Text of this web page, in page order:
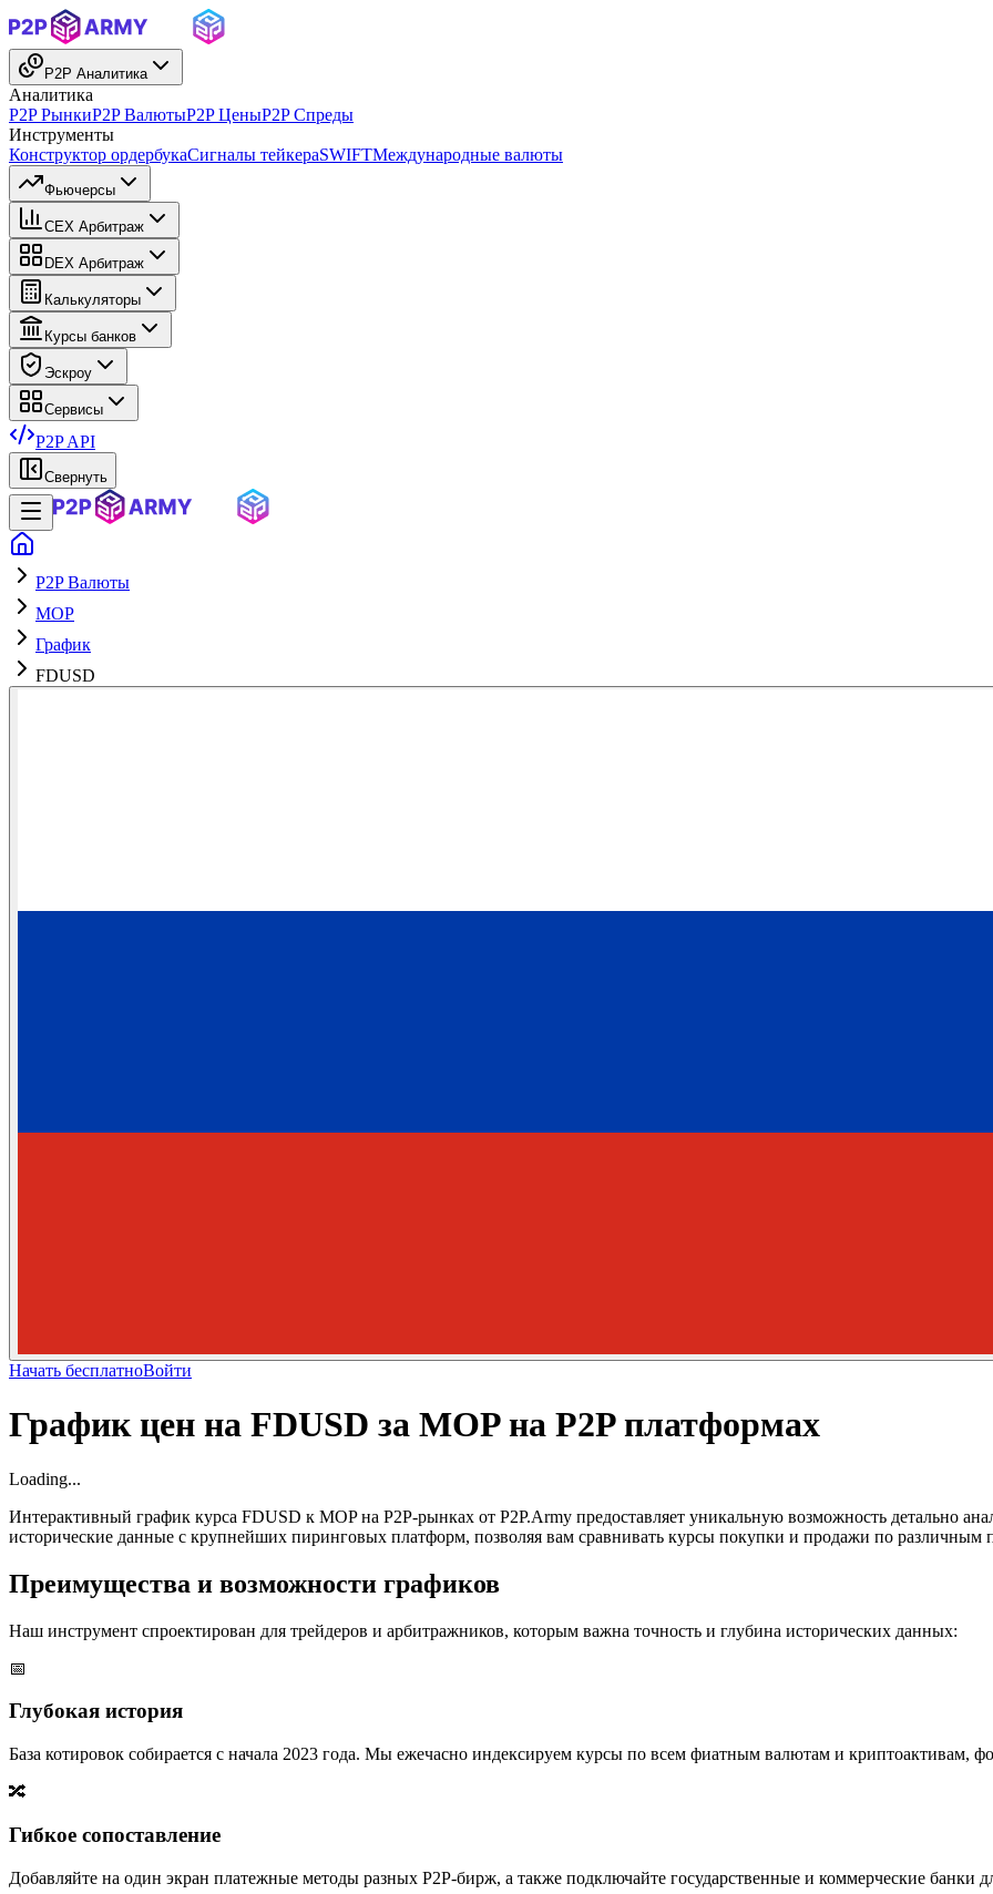
P2P Аналитика
Аналитика
P2P РынкиP2P ВалютыP2P ЦеныP2P Спреды
Инструменты
Конструктор ордербукаСигналы тейкераSWIFTМеждународные валюты
Фьючерсы
CEX Арбитраж
DEX Арбитраж
Калькуляторы
Курсы банков
Эскроу
Сервисы
P2P API
Свернуть
P2P Валюты
MOP
График
FDUSD
Начать бесплатноВойти
График цен на FDUSD за MOP на P2P платформах
Loading...
Интерактивный график курса FDUSD к MOP на P2P-рынках от P2P.Army предоставляет уникальную возможность детально
исторические данные с крупнейших пиринговых платформ, позволяя вам сравнивать курсы покупки и продажи по различным
Преимущества и возможности графиков
Наш инструмент спроектирован для трейдеров и арбитражников, которым важна точность и глубина исторических данных:
📅
Глубокая история
База котировок собирается с начала 2023 года. Мы ежечасно индексируем курсы по всем фиатным валютам и криптоактивам,
🔀
Гибкое сопоставление
Добавляйте на один экран платежные методы разных P2P-бирж, а также подключайте государственные и коммерческие банки